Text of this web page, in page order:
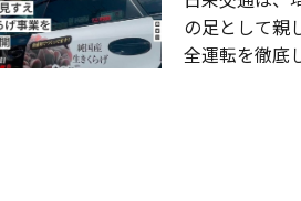
の足として親
全運転を徹底